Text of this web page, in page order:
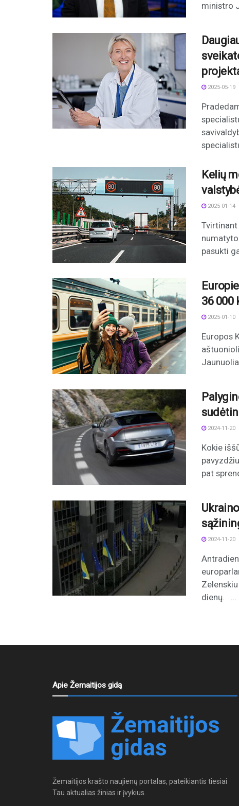
ministro
2025-05-19
Kelių
2025-01-14
pasukti
36 000
2025-01-10
Europos
2024-11-20
Kokie
pat
2024-11-20
dienų. ...
Apie Žemaitijos gidą
Žemaitijos krašto naujienų portalas, pateikiantis tiesiai
Tau aktualias žinias ir įvykius.